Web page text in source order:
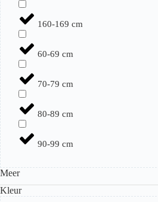
160-169 cm
60-69 cm
70-79 cm
80-89 cm
90-99 cm
Meer
Kleur